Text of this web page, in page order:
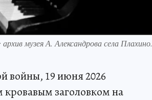
музея А. Александрова села Плахино.
войны, 19 июня 2026
заголовком на